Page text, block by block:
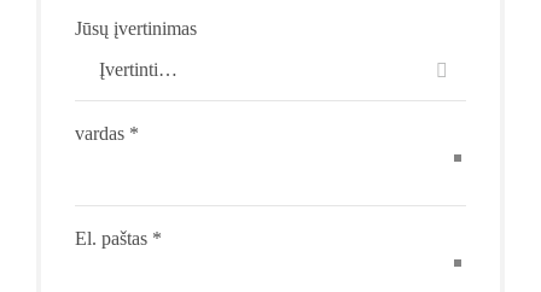
Jūsų įvertinimas
vardas *
El. paštas *